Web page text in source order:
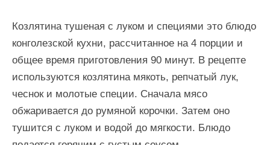
Козлятина тушеная с луком и специями это блюдо
конголезской кухни, рассчитанное на 4 порции и
общее время приготовления 90 минут. В рецепте
используются козлятина мякоть, репчатый лук,
чеснок и молотые специи. Сначала мясо
обжаривается до румяной корочки. Затем оно
тушится с луком и водой до мягкости. Блюдо